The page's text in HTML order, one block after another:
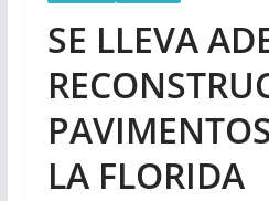
SE LLEVA
LA FLORIDA